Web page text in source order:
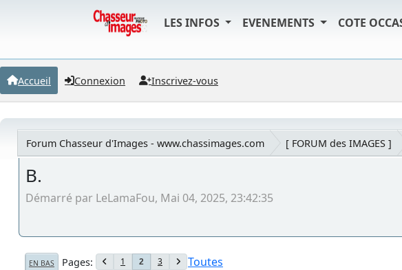
LES INFOS EVENEMENTS COTE
Accueil Connexion Inscrivez-vous
Forum Chasseur d'Images - www.chassimages.com [ FORUM des IMAGES ]
B.
Démarré par LeLamaFou, Mai 04, 2025, 23:42:35
EN BAS Pages 1 2 3 Toutes